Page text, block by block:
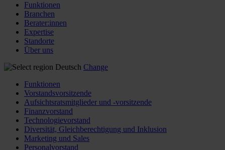
Funktionen
Branchen
Berater:innen
Expertise
Standorte
Über uns
Deutsch Change
Funktionen
Vorstandsvorsitzende
Aufsichtsratsmitglieder und -vorsitzende
Finanzvorstand
Technologievorstand
Diversität, Gleichberechtigung und Inklusion
Marketing und Sales
Personalvorstand